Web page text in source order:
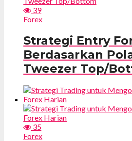
39
Forex
Strategi Entry
Berdasarkan
Tweezer Top/
35
Forex